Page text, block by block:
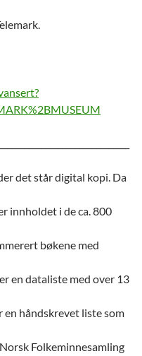
det står digital kopi. Da
innholdet i de ca. 800
bøkene med
en dataliste med over 13
håndskrevet liste som
Folkeminnesamling